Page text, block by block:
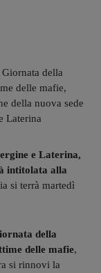
della
delle mafie,
della nuova sede
Laterina
e Laterina,
intitolata alla
si terrà martedì
della
delle mafie,
si rinnovi la